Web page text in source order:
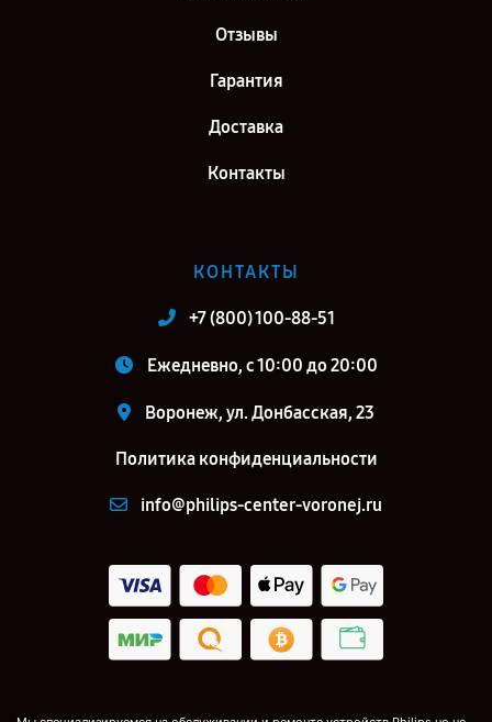
Отзывы
Гарантия
Доставка
Контакты
КОНТАКТЫ
+7 (800) 100-88-51
Ежедневно, с 10:00 до 20:00
Воронеж, ул. Донбасская, 23
Политика конфиденциальности
info@philips-center-voronej.ru